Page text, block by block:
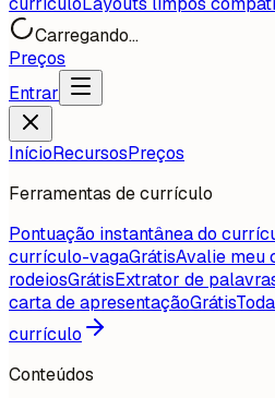
Carregando...
Preços
Entrar
InícioRecursosPreços
Ferramentas de currículo
Pontuação instantânea do
currículo-vagaGrátisAvalie meu
rodeiosGrátisExtrator de
carta de apresentaçãoGrátis
currículo
Conteúdos